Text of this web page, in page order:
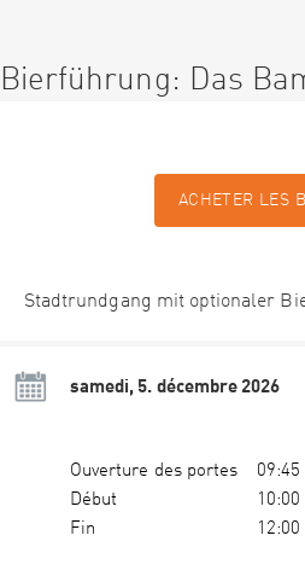
Bierführung: Das
ACHETER LES
Stadtrundgang mit optionaler
samedi, 5. décembre 2026
Ouverture des portes
09:45
Début
10:00
Fin
12:00